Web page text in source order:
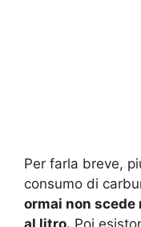
Per farla breve,
consumo di
ormai non scede